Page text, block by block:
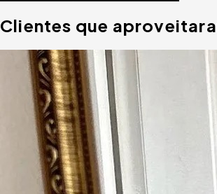
Clientes que